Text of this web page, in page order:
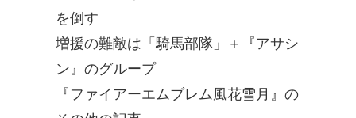
を倒す
増援の難敵は「騎馬部隊」＋『アサシ
ン』のグループ
『ファイアーエムブレム風花雪月』の